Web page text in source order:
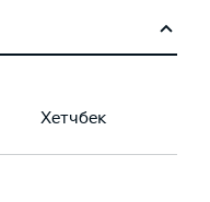
Хетчбек